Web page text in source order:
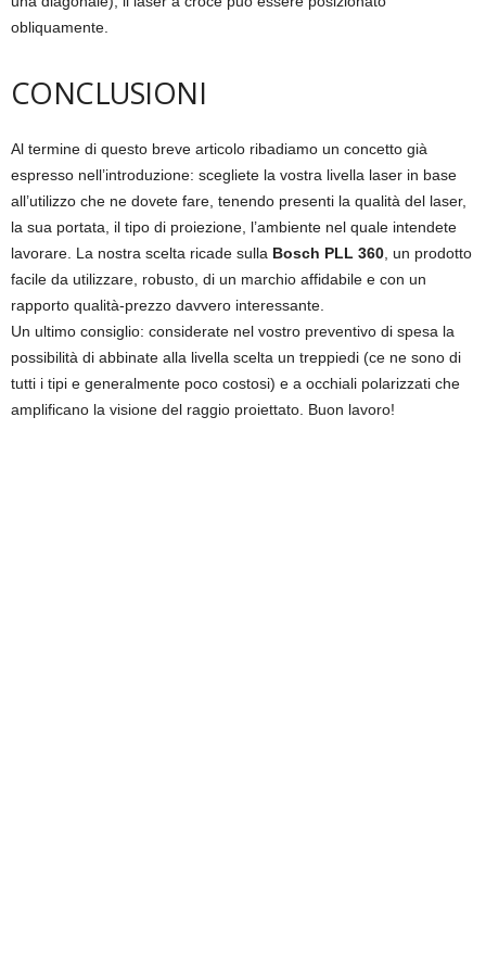
obliquamente.
CONCLUSIONI
Al termine di questo breve articolo ribadiamo un concetto già
espresso nell’introduzione: scegliete la vostra livella laser in base
all’utilizzo che ne dovete fare, tenendo presenti la qualità del laser,
la sua portata, il tipo di proiezione, l’ambiente nel quale intendete
lavorare. La nostra scelta ricade sulla Bosch PLL 360 , un prodotto
facile da utilizzare, robusto, di un marchio affidabile e con un
rapporto qualità-prezzo davvero interessante.
Un ultimo consiglio: considerate nel vostro preventivo di spesa la
possibilità di abbinate alla livella scelta un treppiedi (ce ne sono di
tutti i tipi e generalmente poco costosi) e a occhiali polarizzati che
amplificano la visione del raggio proiettato. Buon lavoro!